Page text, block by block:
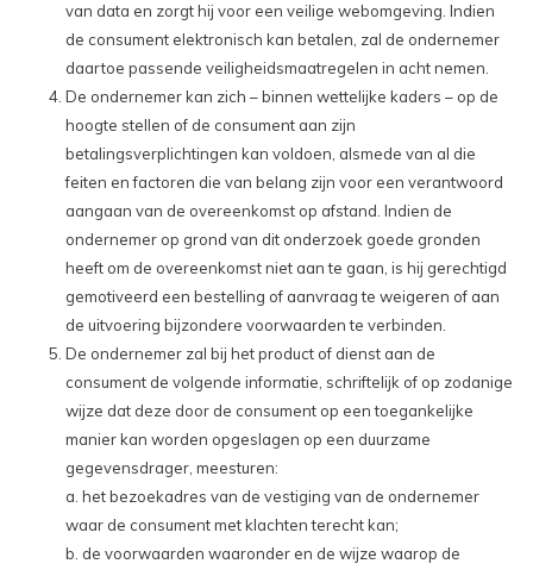
van data en zorgt hij voor een veilige webomgeving. Indien
de consument elektronisch kan betalen, zal de ondernemer
daartoe passende veiligheidsmaatregelen in acht nemen.
De ondernemer kan zich – binnen wettelijke kaders – op de
hoogte stellen of de consument aan zijn
betalingsverplichtingen kan voldoen, alsmede van al die
feiten en factoren die van belang zijn voor een verantwoord
aangaan van de overeenkomst op afstand. Indien de
ondernemer op grond van dit onderzoek goede gronden
heeft om de overeenkomst niet aan te gaan, is hij gerechtigd
gemotiveerd een bestelling of aanvraag te weigeren of aan
de uitvoering bijzondere voorwaarden te verbinden.
De ondernemer zal bij het product of dienst aan de
consument de volgende informatie, schriftelijk of op zodanige
wijze dat deze door de consument op een toegankelijke
manier kan worden opgeslagen op een duurzame
gegevensdrager, meesturen:
a. het bezoekadres van de vestiging van de ondernemer
waar de consument met klachten terecht kan;
b. de voorwaarden waaronder en de wijze waarop de